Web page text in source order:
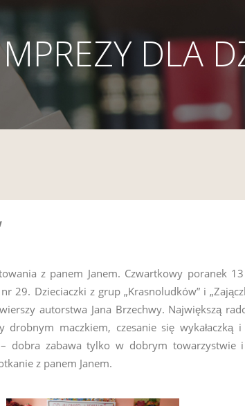
DLA
z panem Janem. Czwartkowy poranek
29. Dzieciaczki z grup „Krasnoludków” i
autorstwa Jana Brzechwy. Największą
maczkiem, czesanie się
dobra zabawa tylko w dobrym towarzystwie
z panem Janem.